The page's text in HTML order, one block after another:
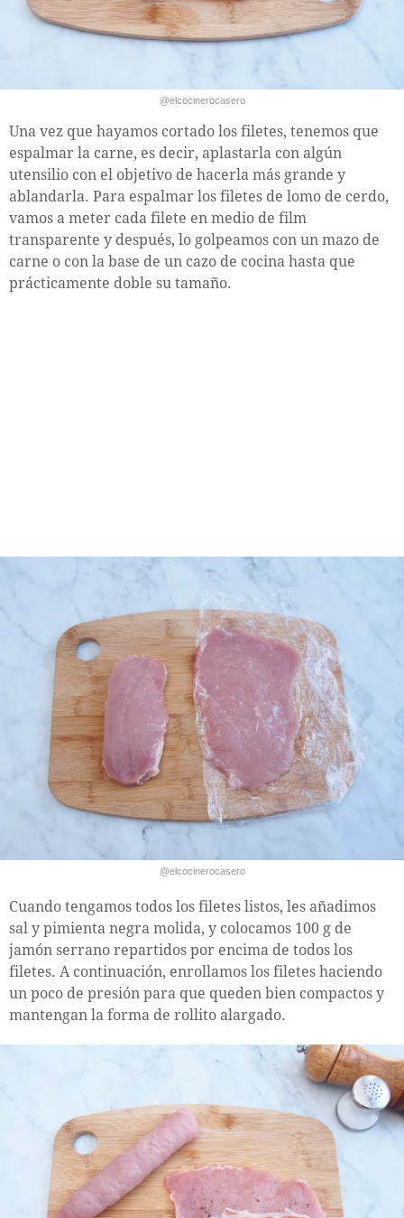
@elcocinerocasero
Una vez que hayamos cortado los filetes, tenemos que
espalmar la carne, es decir, aplastarla con algún
utensilio con el objetivo de hacerla más grande y
ablandarla. Para espalmar los filetes de lomo de cerdo,
vamos a meter cada filete en medio de film
transparente y después, lo golpeamos con un mazo de
carne o con la base de un cazo de cocina hasta que
prácticamente doble su tamaño.
@elcocinerocasero
Cuando tengamos todos los filetes listos, les añadimos
sal y pimienta negra molida, y colocamos 100 g de
jamón serrano repartidos por encima de todos los
filetes. A continuación, enrollamos los filetes haciendo
un poco de presión para que queden bien compactos y
mantengan la forma de rollito alargado.